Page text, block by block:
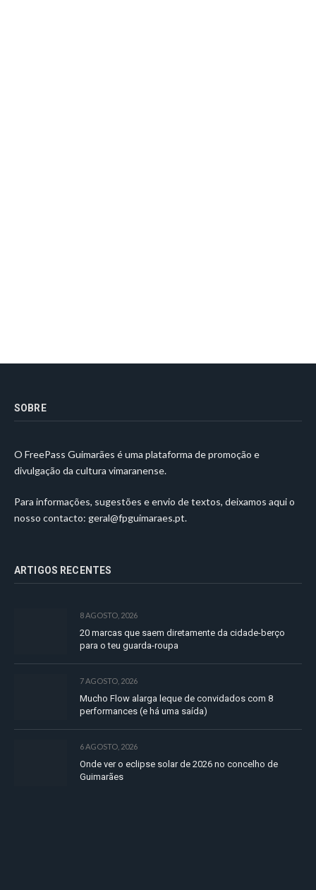
SOBRE
O FreePass Guimarães é uma plataforma de promoção e
divulgação da cultura vimaranense.
Para informações, sugestões e envio de textos, deixamos aqui o
nosso contacto: geral@fpguimaraes.pt.
ARTIGOS RECENTES
8 AGOSTO, 2026
20 marcas que saem diretamente da cidade-berço
para o teu guarda-roupa
7 AGOSTO, 2026
Mucho Flow alarga leque de convidados com 8
performances (e há uma saída)
6 AGOSTO, 2026
Onde ver o eclipse solar de 2026 no concelho de
Guimarães